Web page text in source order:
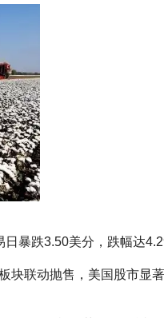
暴跌3.50美分，跌幅达
联动抛售，美国股市